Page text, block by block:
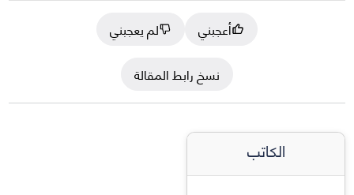
أعجبني
لم يعجبني
نسخ رابط المقالة
الكاتب